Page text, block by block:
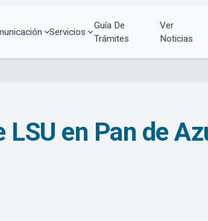
Servicios
Guía De
Trámites
Ver
Noticias
en Pan de